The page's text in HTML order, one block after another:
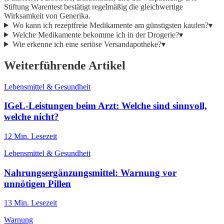
Stiftung Warentest bestätigt regelmäßig die gleichwertige
Wirksamkeit von Generika.
Wo kann ich rezeptfreie Medikamente am günstigsten kaufen?▾
Welche Medikamente bekomme ich in der Drogerie?▾
Wie erkenne ich eine seriöse Versandapotheke?▾
Weiterführende Artikel
Lebensmittel & Gesundheit
IGeL-Leistungen beim Arzt: Welche sind sinnvoll,
welche nicht?
12 Min. Lesezeit
Lebensmittel & Gesundheit
Nahrungsergänzungsmittel: Warnung vor
unnötigen Pillen
13 Min. Lesezeit
Warnung